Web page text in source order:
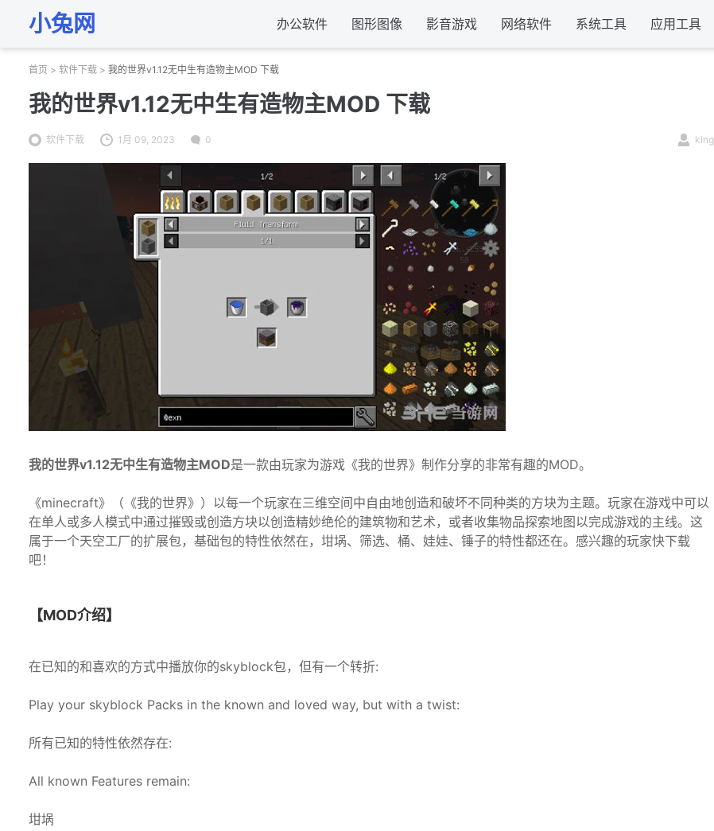
小兔网 办公软件 图形图像 影音游戏 网络软件 系统工具 应用工具
首页 > 软件下载 > 我的世界v1.12无中生有造物主MOD 下载
我的世界v1.12无中生有造物主MOD 下载
软件下载 1月 09, 2023 0 king
我的世界v1.12无中生有造物主MOD是一款由玩家为游戏《我的世界》制作分享的非常有趣的MOD。
《minecraft》（《我的世界》）以每一个玩家在三维空间中自由地创造和破坏不同种类的方块为主题。玩家在游戏中可以
在单人或多人模式中通过摧毁或创造方块以创造精妙绝伦的建筑物和艺术，或者收集物品探索地图以完成游戏的主线。这
属于一个天空工厂的扩展包，基础包的特性依然在，坩埚、筛选、桶、娃娃、锤子的特性都还在。感兴趣的玩家快下载
吧！
【MOD介绍】
在已知的和喜欢的方式中播放你的skyblock包，但有一个转折:
Play your skyblock Packs in the known and loved way, but with a twist:
所有已知的特性依然存在:
All known Features remain:
坩埚